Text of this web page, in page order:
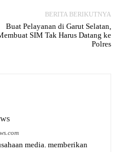
BERITA BERIKUTNYA
Buat Pelayanan di Garut Selatan,
SIM Tak Harus Datang ke
Polres
media. memberikan